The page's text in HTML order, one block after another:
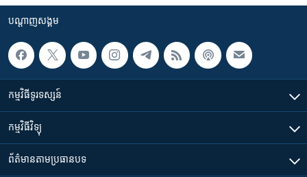
បណ្តាញ​សង្គម
កម្មវិធី​ទូរទស្សន៍
កម្មវិធី​វិទ្យុ
ព័ត៌មាន​តាមប្រធានបទ​